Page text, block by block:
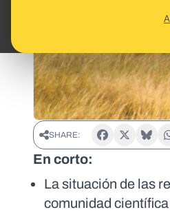
SHARE:
En corto:
La situación de las
comunidad científica